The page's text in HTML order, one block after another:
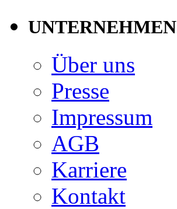
UNTERNEHMEN
Über uns
Presse
Impressum
AGB
Karriere
Kontakt